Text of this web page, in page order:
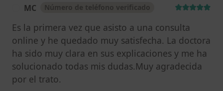
MC
Es la primera vez que asisto a una consulta
online y he quedado muy satisfecha. La doctora
ha sido muy clara en sus explicaciones y me ha
solucionado todas mis dudas.Muy agradecida
por el trato.